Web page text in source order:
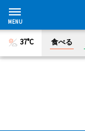
37°C 食べる